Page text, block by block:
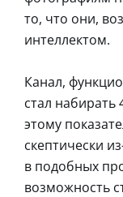
то, что они,
интеллектом.
Канал,
стал набирать
этому
скептически
в подобных
возможность